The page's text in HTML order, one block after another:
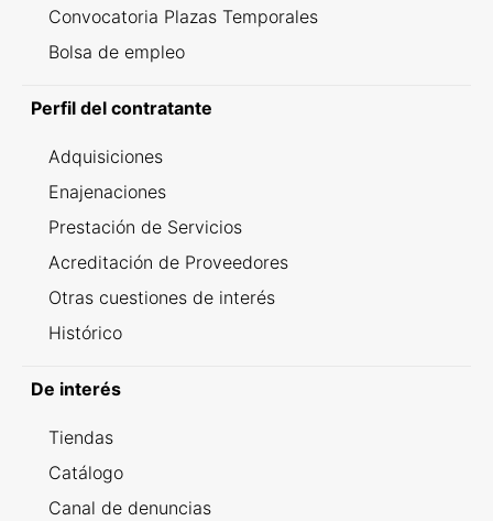
Convocatoria Plazas Temporales
Bolsa de empleo
Perfil del contratante
Adquisiciones
Enajenaciones
Prestación de Servicios
Acreditación de Proveedores
Otras cuestiones de interés
Histórico
De interés
Tiendas
Catálogo
Canal de denuncias